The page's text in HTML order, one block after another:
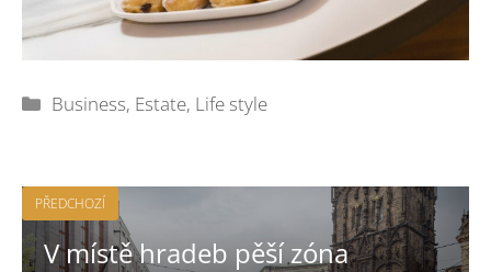
Rubriky
Business, Estate, Life style
PŘEDCHOZÍ
V místě hradeb pěší zóna